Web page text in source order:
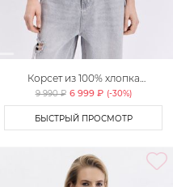
Корсет из 100% хлопка
TOPTOP STUDIO
9 990 ₽ 6 999 ₽ (-30%)
БЫСТРЫЙ ПРОСМОТР